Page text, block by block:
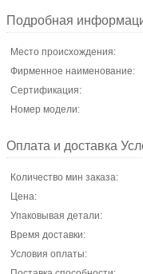
Подробная
Место происхождения:
Фирменное наименование:
Сертификация:
Номер модели:
Оплата и доставка
Количество мин заказа:
Цена:
Упаковывая детали:
Время доставки:
Условия оплаты: